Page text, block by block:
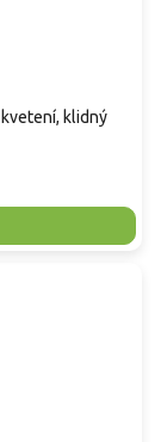
klidný